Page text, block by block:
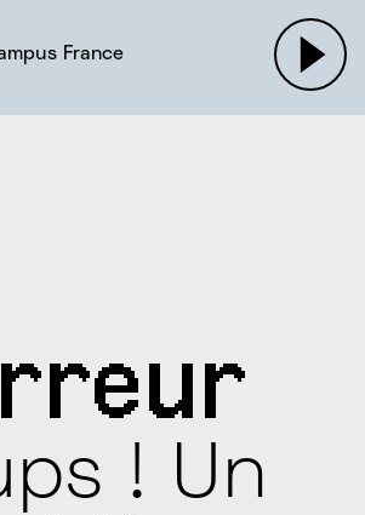
EMISSIONS |
PODCASTS
France
! Un